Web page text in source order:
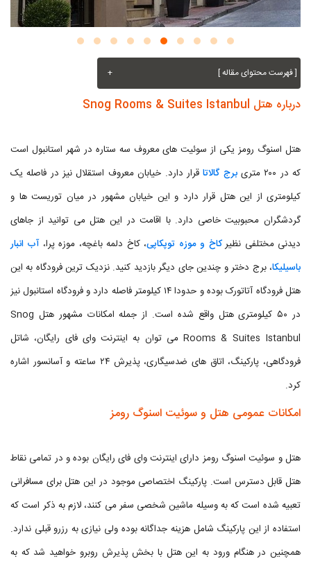
[ فهرست محتوای مقاله ] +
درباره هتل Snog Rooms & Suites Istanbul
هتل اسنوگ رومز یکی از سوئيت های معروف سه ستاره در شهر استانبول است
که در ۲۰۰ متری
برج گالاتاقرار دارد. خیابان معروف استقلال نیز در فاصله یک
کیلومتری از این هتل قرار دارد و این خیابان مشهور در میان توریست ها و
گردشگران محبوبیت خاصی دارد. با اقامت در این هتل می توانید از جاهای
دیدنی مختلفی نظیرکاخ و موزه توپکاپی، کاخ دلمه باغچه، موزه پرا،آب انبار
باسیلیکا، برج دختر و چندین جای دیگر بازدید کنید. نزدیک ترین فرودگاه به این
هتل فرودگاه آتاتورک بوده و حدودا ۱۴ کیلومتر فاصله دارد و فرودگاه استانبول نیز
در ۵۰ کیلومتری هتل واقع شده است. از جمله امکانات مشهور هتل Snog
Rooms & Suites Istanbul می توان به اینترنت وای فای رایگان، شاتل
فرودگاهی، پارکینگ، اتاق های ضدسیگاری، پذیرش ۲۴ ساعته و آسانسور اشاره
کرد.
امکانات عمومی هتل و سوئیت اسنوگ رومز
هتل و سوئیت اسنوگ رومز دارای اینترنت وای فای رایگان بوده و در تمامی نقاط
هتل قابل دسترس است. پارکینگ اختصاصی موجود در این هتل برای مسافرانی
تعبیه شده است که به وسیله ماشین شخصی سفر می کنند، لازم به ذکر است که
استفاده از این پارکینگ شامل هزینه جداگانه بوده ولی نیازی به رزرو قبلی ندارد.
همچنین در هنگام ورود به این هتل با بخش پذیرش روبرو خواهید شد که به